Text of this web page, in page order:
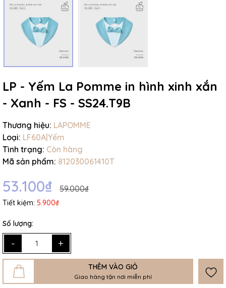
LP - Yếm La Pomme in hình xinh xắn
- Xanh - FS - SS24.T9B
Thương hiệu: LAPOMME
Loại: LF60A|Yếm
Tình trạng: Còn hàng
Mã sản phẩm: 812030061410T
53.100₫ 59.000₫
Tiết kiệm: 5.900₫
Số lượng:
- +
THÊM VÀO GIỎ
Giao hàng tận nơi miễn phí
Điều kiện: